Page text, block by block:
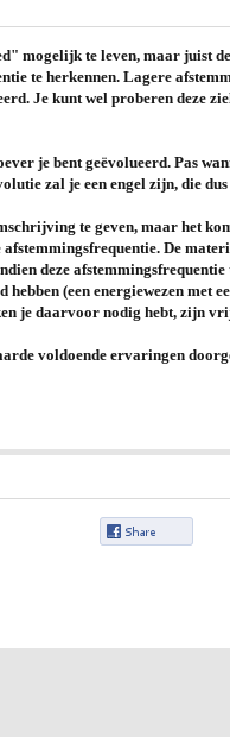
mogelijk te leven, maar juist
te herkennen. Lagere
Je kunt wel proberen deze
je bent geëvolueerd. Pas
zal je een engel zijn, die
te geven, maar het
afstemmingsfrequentie. De
deze afstemmingsfrequentie
(een energiewezen met
je daarvoor nodig hebt, zijn
voldoende ervaringen